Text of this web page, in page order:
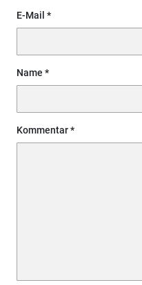
E-Mail
Name
Kommentar